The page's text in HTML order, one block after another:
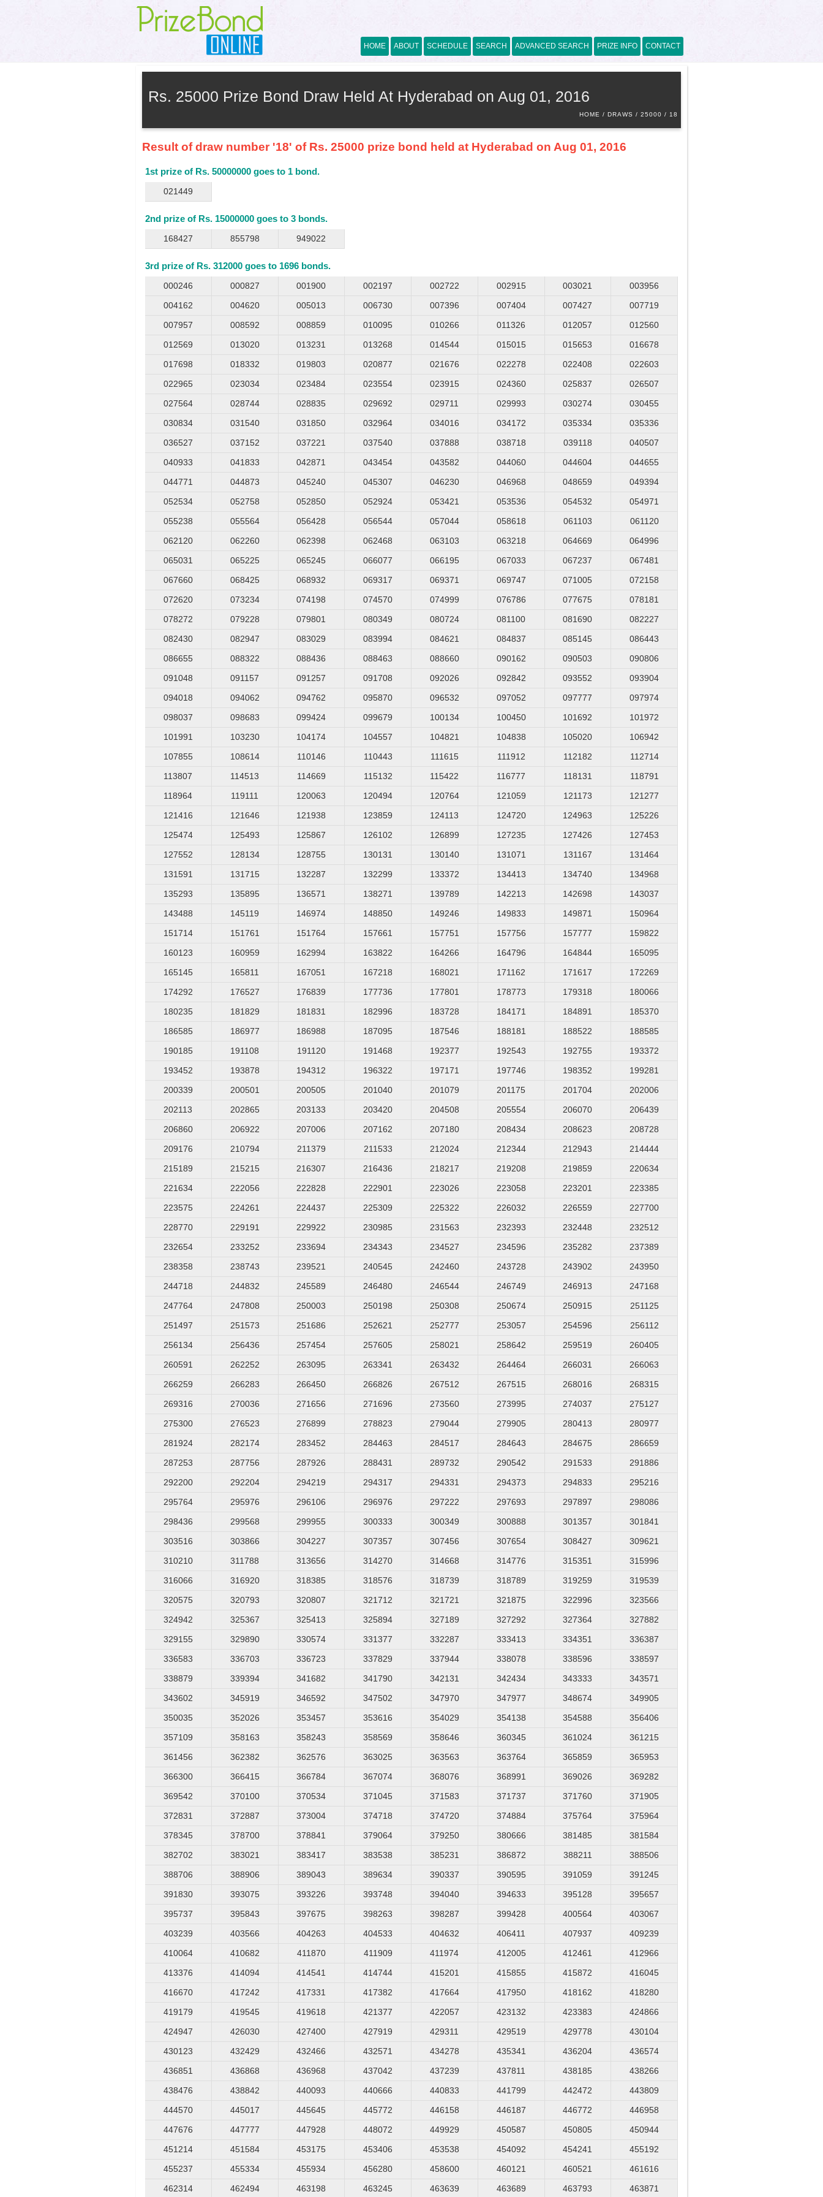
HOME ABOUT SCHEDULE SEARCH ADVANCED SEARCH PRIZE INFO CONTACT
Rs. 25000 Prize Bond Draw Held At Hyderabad on Aug 01, 2016
HOME DRAWS 25000 18
Result of draw number '18' of Rs. 25000 prize bond held at Hyderabad on Aug 01, 2016
1st prize of Rs. 50000000 goes to 1 bond.
021449
2nd prize of Rs. 15000000 goes to 3 bonds.
168427 855798 949022
3rd prize of Rs. 312000 goes to 1696 bonds.
000246 000827 001900 002197 002722 002915 003021
003956
004162
004620 005013 006730 007396 007404 007427
007719
007957
008592 008859 010095 010266 011326 012057
012560
012569
013020 013231 013268 014544 015015 015653
016678
017698
018332 019803 020877 021676 022278 022408
022603
022965
023034 023484 023554 023915 024360 025837
026507
027564
028744 028835 029692 029711 029993 030274
030455
030834
031540 031850 032964 034016 034172 035334
035336
036527
037152 037221 037540 037888 038718 039118
040507
040933
041833 042871 043454 043582 044060 044604
044655
044771
044873 045240 045307 046230 046968 048659
049394
052534
052758 052850 052924 053421 053536 054532
054971
055238
055564 056428 056544 057044 058618 061103
061120
062120
062260 062398 062468 063103 063218 064669
064996
065031
065225 065245 066077 066195 067033 067237
067481
067660
068425 068932 069317 069371 069747 071005
072158
072620
073234 074198 074570 074999 076786 077675
078181
078272
079228 079801 080349 080724 081100 081690
082227
082430
082947 083029 083994 084621 084837 085145
086443
086655
088322 088436 088463 088660 090162 090503
090806
091048
091157 091257 091708 092026 092842 093552
093904
094018
094062 094762 095870 096532 097052 097777
097974
098037
098683 099424 099679 100134 100450 101692
101972
101991
103230 104174 104557 104821 104838 105020
106942
107855
108614 110146 110443 111615 111912 112182
112714
113807
114513 114669 115132 115422 116777 118131
118791
118964
119111 120063 120494 120764 121059 121173
121277
121416
121646 121938 123859 124113 124720 124963
125226
125474
125493 125867 126102 126899 127235 127426
127453
127552
128134 128755 130131 130140 131071 131167
131464
131591
131715 132287 132299 133372 134413 134740
134968
135293
135895 136571 138271 139789 142213 142698
143037
143488
145119 146974 148850 149246 149833 149871
150964
151714
151761 151764 157661 157751 157756 157777
159822
160123
160959 162994 163822 164266 164796 164844
165095
165145
165811 167051 167218 168021 171162 171617
172269
174292
176527 176839 177736 177801 178773 179318
180066
180235
181829 181831 182996 183728 184171 184891
185370
186585
186977 186988 187095 187546 188181 188522
188585
190185
191108 191120 191468 192377 192543 192755
193372
193452
193878 194312 196322 197171 197746 198352
199281
200339
200501 200505 201040 201079 201175 201704
202006
202113
202865 203133 203420 204508 205554 206070
206439
206860
206922 207006 207162 207180 208434 208623
208728
209176
210794 211379 211533 212024 212344 212943
214444
215189
215215 216307 216436 218217 219208 219859
220634
221634
222056 222828 222901 223026 223058 223201
223385
223575
224261 224437 225309 225322 226032 226559
227700
228770
229191 229922 230985 231563 232393 232448
232512
232654
233252 233694 234343 234527 234596 235282
237389
238358
238743 239521 240545 242460 243728 243902
243950
244718
244832 245589 246480 246544 246749 246913
247168
247764
247808 250003 250198 250308 250674 250915
251125
251497
251573 251686 252621 252777 253057 254596
256112
256134
256436 257454 257605 258021 258642 259519
260405
260591
262252 263095 263341 263432 264464 266031
266063
266259
266283 266450 266826 267512 267515 268016
268315
269316
270036 271656 271696 273560 273995 274037
275127
275300
276523 276899 278823 279044 279905 280413
280977
281924
282174 283452 284463 284517 284643 284675
286659
287253
287756 287926 288431 289732 290542 291533
291886
292200
292204 294219 294317 294331 294373 294833
295216
295764
295976 296106 296976 297222 297693 297897
298086
298436
299568 299955 300333 300349 300888 301357
301841
303516
303866 304227 307357 307456 307654 308427
309621
310210
311788 313656 314270 314668 314776 315351
315996
316066
316920 318385 318576 318739 318789 319259
319539
320575
320793 320807 321712 321721 321875 322996
323566
324942
325367 325413 325894 327189 327292 327364
327882
329155
329890 330574 331377 332287 333413 334351
336387
336583
336703 336723 337829 337944 338078 338596
338597
338879
339394 341682 341790 342131 342434 343333
343571
343602
345919 346592 347502 347970 347977 348674
349905
350035
352026 353457 353616 354029 354138 354588
356406
357109
358163 358243 358569 358646 360345 361024
361215
361456
362382 362576 363025 363563 363764 365859
365953
366300
366415 366784 367074 368076 368991 369026
369282
369542
370100 370534 371045 371583 371737 371760
371905
372831
372887 373004 374718 374720 374884 375764
375964
378345
378700 378841 379064 379250 380666 381485
381584
382702
383021 383417 383538 385231 386872 388211
388506
388706
388906 389043 389634 390337 390595 391059
391245
391830
393075 393226 393748 394040 394633 395128
395657
395737
395843 397675 398263 398287 399428 400564
403067
403239
403566 404263 404533 404632 406411 407937
409239
410064
410682 411870 411909 411974 412005 412461
412966
413376
414094 414541 414744 415201 415855 415872
416045
416670
417242 417331 417382 417664 417950 418162
418280
419179
419545 419618 421377 422057 423132 423383
424866
424947
426030 427400 427919 429311 429519 429778
430104
430123
432429 432466 432571 434278 435341 436204
436574
436851
436868 436968 437042 437239 437811 438185
438266
438476
438842 440093 440666 440833 441799 442472
443809
444570
445017 445645 445772 446158 446187 446772
446958
447676
447777 447928 448072 449929 450587 450805
450944
451214
451584 453175 453406 453538 454092 454241
455192
455237
455334 455934 456280 458600 460121 460521
461616
462314
462494 463198 463245 463639 463689 463793 463871